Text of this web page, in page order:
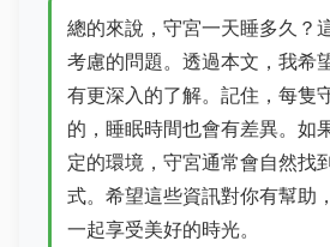
總的來說，守宮一天睡多久？
考慮的問題。透過本文，我希
有更深入的了解。記住，每隻
的，睡眠時間也會有差異。如
定的環境，守宮通常會自然找
式。希望這些資訊對你有幫助
一起享受美好的時光。